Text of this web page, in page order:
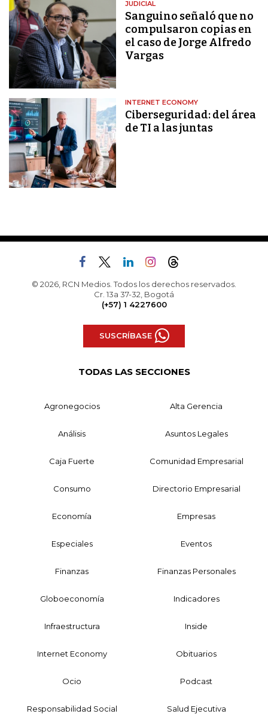
JUDICIAL
Sanguino señaló que no
compulsaron copias en
el caso de Jorge Alfredo
Vargas
INTERNET ECONOMY
Ciberseguridad: del área
de TI a las juntas
© 2026, RCN Medios. Todos los derechos reservados.
Cr. 13a 37-32, Bogotá
(+57) 1 4227600
SUSCRÍBASE
TODAS LAS SECCIONES
Agronegocios Alta Gerencia
Análisis Asuntos Legales
Caja Fuerte Comunidad Empresarial
Consumo Directorio Empresarial
Economía Empresas
Especiales Eventos
Finanzas Finanzas Personales
Globoeconomía Indicadores
Infraestructura Inside
Internet Economy Obituarios
Ocio Podcast
Responsabilidad Social Salud Ejecutiva